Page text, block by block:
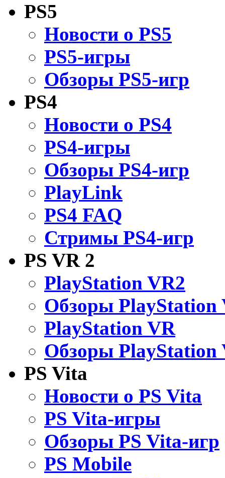
PS5
Новости о PS5
PS5-игры
Обзоры PS5-игр
PS4
Новости о PS4
PS4-игры
Обзоры PS4-игр
PlayLink
PS4 FAQ
Стримы PS4-игр
PS VR 2
PlayStation VR2
Обзоры PlayStation
PlayStation VR
Обзоры PlayStation
PS Vita
Новости о PS Vita
PS Vita-игры
Обзоры PS Vita-игр
PS Mobile